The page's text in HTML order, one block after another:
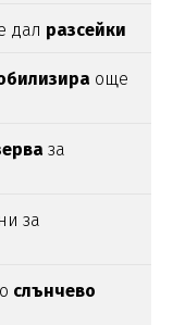
дал разсейки
още
за
за
слънчево